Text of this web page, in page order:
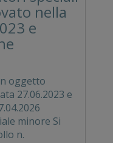
nella
e
oggetto
27.06.2023 e
minore Si
n.